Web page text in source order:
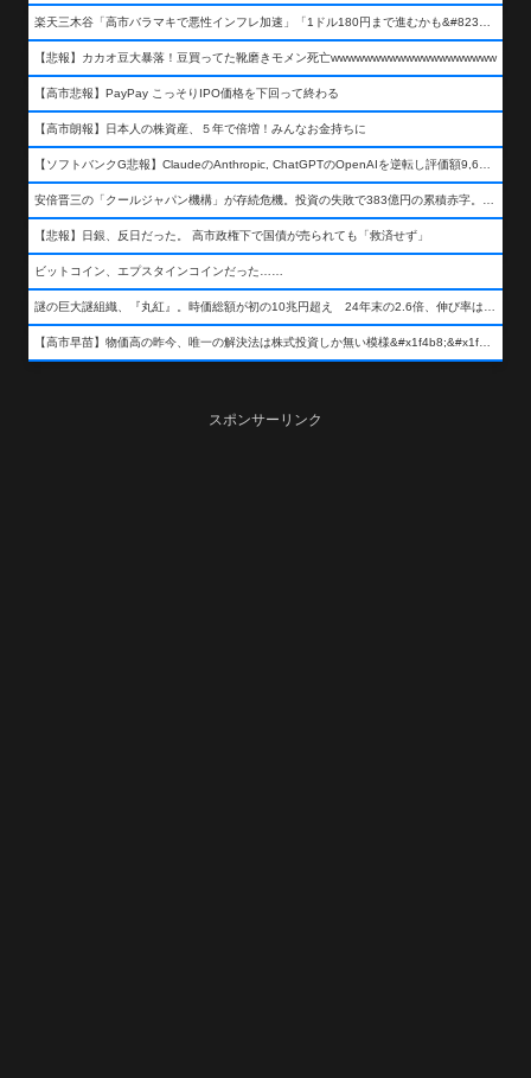
【悲報】カカオ豆大暴落！豆買ってた靴磨きモメン死亡wwwwwwwwwwwwwwwwwwww
【高市悲報】PayPay こっそりIPO価格を下回って終わる
【高市朗報】日本人の株資産、５年で倍増！みんなお金持ちに
【悲報】日銀、反日だった。 高市政権下で国債が売られても「救済せず」
ビットコイン、エプスタインコインだった……
スポンサーリンク